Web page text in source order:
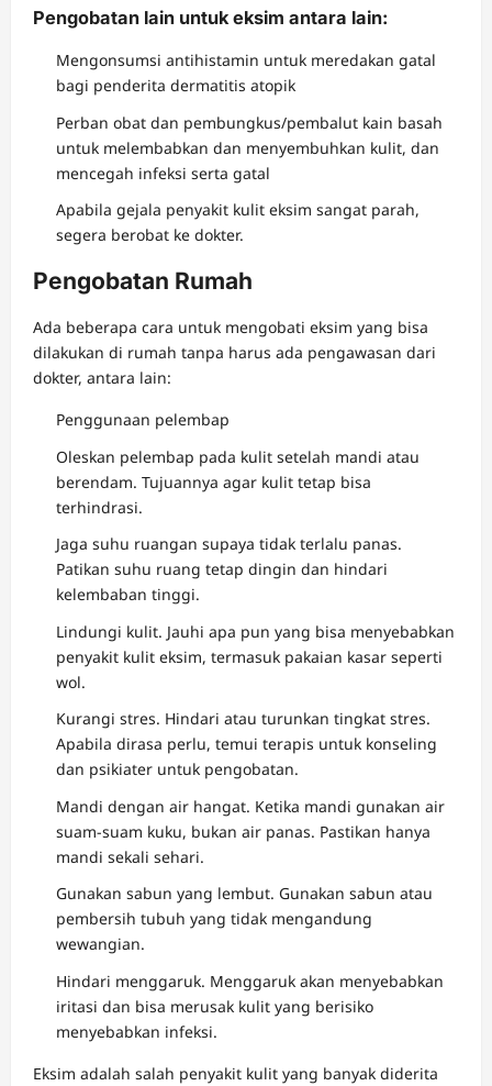
Pengobatan lain untuk eksim antara lain:
Mengonsumsi antihistamin untuk meredakan gatal
bagi penderita dermatitis atopik
Perban obat dan pembungkus/pembalut kain basah
untuk melembabkan dan menyembuhkan kulit, dan
mencegah infeksi serta gatal
Apabila gejala penyakit kulit eksim sangat parah,
segera berobat ke dokter.
Pengobatan Rumah
Ada beberapa cara untuk mengobati eksim yang bisa
dilakukan di rumah tanpa harus ada pengawasan dari
dokter, antara lain:
Penggunaan pelembap
Oleskan pelembap pada kulit setelah mandi atau
berendam. Tujuannya agar kulit tetap bisa
terhindrasi.
Jaga suhu ruangan supaya tidak terlalu panas.
Patikan suhu ruang tetap dingin dan hindari
kelembaban tinggi.
Lindungi kulit. Jauhi apa pun yang bisa menyebabkan
penyakit kulit eksim, termasuk pakaian kasar seperti
wol.
Kurangi stres. Hindari atau turunkan tingkat stres.
Apabila dirasa perlu, temui terapis untuk konseling
dan psikiater untuk pengobatan.
Mandi dengan air hangat. Ketika mandi gunakan air
suam-suam kuku, bukan air panas. Pastikan hanya
mandi sekali sehari.
Gunakan sabun yang lembut. Gunakan sabun atau
pembersih tubuh yang tidak mengandung
wewangian.
Hindari menggaruk. Menggaruk akan menyebabkan
iritasi dan bisa merusak kulit yang berisiko
menyebabkan infeksi.
Eksim adalah salah penyakit kulit yang banyak diderita